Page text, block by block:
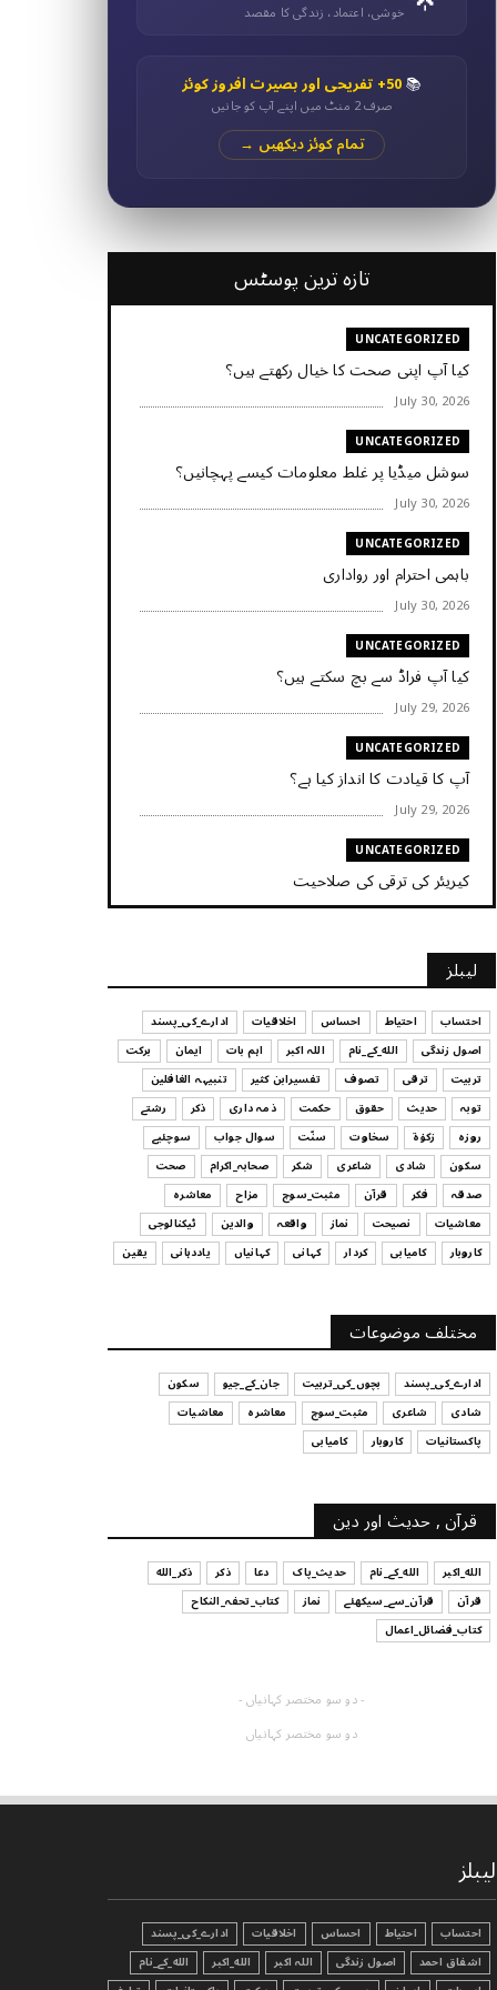
خوشی، اعتماد، زندگی کا مقصد
📚50+ تفریحی اور بصیرت افروز کوئز
صرف 2 منٹ میں اپنے آپ کو جانیں
تمام کوئز دیکھیں →
تازہ ترین پوسٹس
UNCATEGORIZED
کیا آپ اپنی صحت کا خیال رکھتے ہیں؟
July 30, 2026
UNCATEGORIZED
سوشل میڈیا پر غلط معلومات کیسے پہچانیں؟
July 30, 2026
UNCATEGORIZED
باہمی احترام اور رواداری
July 30, 2026
UNCATEGORIZED
کیا آپ فراڈ سے بچ سکتے ہیں؟
July 29, 2026
UNCATEGORIZED
آپ کا قیادت کا انداز کیا ہے؟
July 29, 2026
UNCATEGORIZED
کیریئر کی ترقی کی صلاحیت
July 29, 2026
UNCATEGORIZED
کیا آپ اپنے باس کو مؤثر طریقے سے منظم کر رہے
ہیں
July 29, 2026
UNCATEGORIZED
اس وقت آپ کا موڈ کیسا ہے؟
July 29, 2026
UNCATEGORIZED
قرض لینے اور دینے میں ہوشیاری
July 29, 2026
آپ کا فیصلہ کرنے کا انداز
July 29, 2026
لیبلز
احتساب احتیاط احساس اخلاقیات
ادارے_کی_پسند
اصول زندگی
الله_کے_نام اللہ اکبر اہم بات ایمان
برکت
تربیت
ترقی تصوف تفسیرابن کثیر
تنبیہہ الغافلین
توبہ
حدیث حقوق حکمت ذمہ داری ذکر
رشتے
روزہ
زکوٰۃ سخاوت سنّت سوال جواب
سوچئیے
سکون
شادی شاعری شکر صحابہ_اکرام
صحت
صدقہ
فکر قرآن مثبت_سوچ مزاح
معاشرہ
معاشیات
نصیحت نماز واقعہ والدین
ٹیکنالوجی
کاروبار
کامیابی کردار کہانی کہانیاں یاددہانی یقین
مختلف موضوعات
ادارے_کی_پسند بچوں_کی_تربیت جان_کے_جیو
سکون
شادی
شاعری مثبت_سوچ معاشرہ
معاشیات
پاکستانیات
کاروبار کامیابی
قرآن , حدیث اور دین
الله_اکبر الله_کے_نام حدیث_پاک دعا ذکر
ذکر_الله
قرآن
قرآن_سے_سیکھئے نماز
کتاب_تحفہ_النکاح
کتاب_فضائل_اعمال
- دو سو مختصر کہانیاں -
دو سو مختصر کہانیاں
لیبلز
احتساب احتیاط احساس اخلاقیات
ادارے_کی_پسند
اشفاق احمد
اصول زندگی اللہ اکبر الله_اکبر
الله_کے_نام